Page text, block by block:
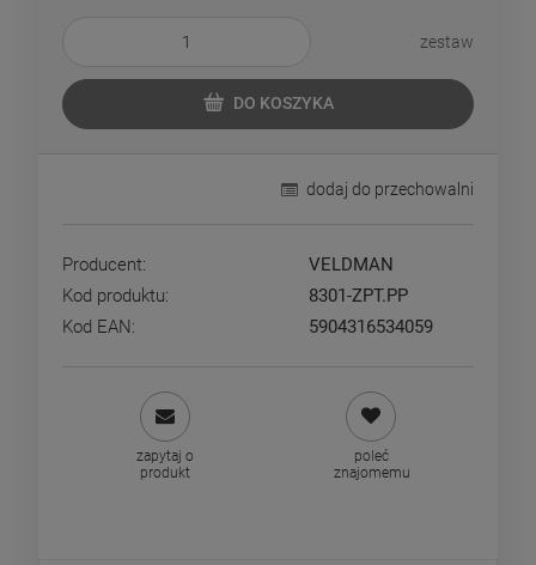
zestaw
DO KOSZYKA
dodaj do przechowalni
Producent:
VELDMAN
Kod produktu:
8301-ZPT.PP
Kod EAN:
5904316534059
zapytaj o
produkt
poleć
znajomemu